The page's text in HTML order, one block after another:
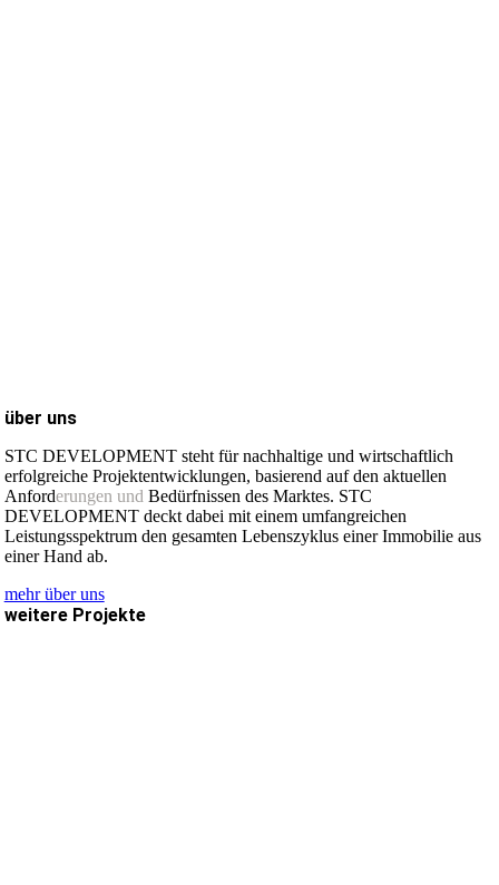
über uns
STC DEVELOPMENT steht für nachhaltige und wirtschaftlich
erfolgreiche Projektentwicklungen, basierend auf den aktuellen
Anforderungen und Bedürfnissen des Marktes. STC
DEVELOPMENT deckt dabei mit einem umfangreichen
Leistungsspektrum den gesamten Lebenszyklus einer Immobilie aus
einer Hand ab.
mehr über uns
weitere Projekte